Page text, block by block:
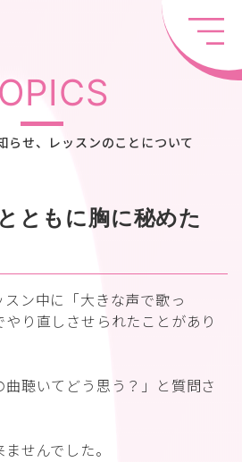
らせ、レッスンのことについて
ともに胸に秘めた
ン中に「大きな声で歌っ
り直しさせられたことがあり
聴いてどう思う？」と質問さ
せんでした。